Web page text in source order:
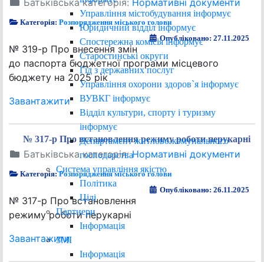
Управління містобудування інформує
Юридичний відділ інформує
Спостережна комісія інформує
Старостинські округи
Гід з державних послуг
Управління охорони здоров`я інформує
ВУВКГ інформує
Відділ культури, спорту і туризму
інформує
Департамент житлово-комунального
господарства
Система управління якістю
Політика
Цілі
Партнери
Інформація
ЗМІ
Інформація
Батьківська категорія: Нормативні документи
Категорія:Розпорядження міського голови
Опубліковано: 27.11.2025
№ 319-р Про внесення змін
до паспорта бюджетної програми місцевого
бюджету на 2025 рік
Завантажити
№ 317-р Про встановлення режиму роботи перукарні
Батьківська категорія:Нормативні документи
Категорія:Розпорядження міського голови
Опубліковано: 26.11.2025
№ 317-р Про встановлення
режиму роботи перукарні
Завантажити